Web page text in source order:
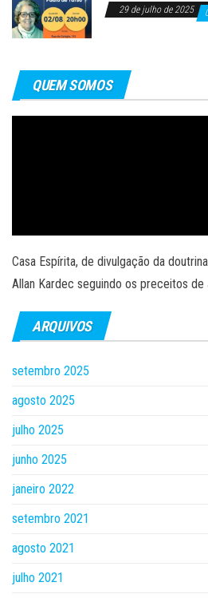
29 de julho de 2025
QUEM SOMOS
Casa Espírita, de divulgação da
Allan Kardec seguindo os preceitos de
ARQUIVOS
setembro 2025
agosto 2025
julho 2025
junho 2025
janeiro 2022
setembro 2021
agosto 2021
julho 2021